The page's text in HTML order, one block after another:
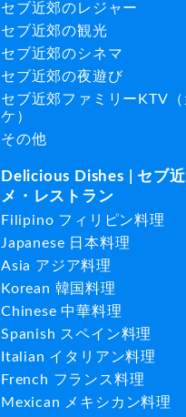
セブ近郊のレジャー
セブ近郊の観光
セブ近郊のシネマ
セブ近郊の夜遊び
セブ近郊ファミリーKTV（
ケ）
その他
Delicious Dishes | セブ
メ・レストラン
Filipino フィリピン料理
Japanese 日本料理
Asia アジア料理
Korean 韓国料理
Chinese 中華料理
Spanish スペイン料理
Italian イタリアン料理
French フランス料理
Mexican メキシカン料理